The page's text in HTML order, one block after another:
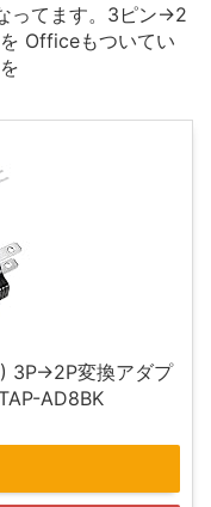
ってます。3ピン→2
Officeもついてい
3P→2P変換アダプ
AD8BK